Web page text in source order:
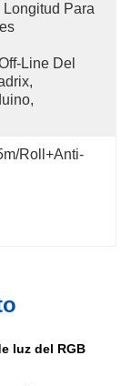
Para
Line Del
roll+Anti-
luz del RGB